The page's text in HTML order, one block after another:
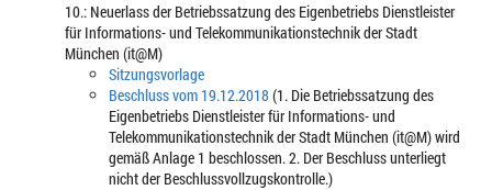
10.: Neuerlass der Betriebssatzung des Eigenbetriebs Dienstleister
für Informations- und Telekommunikationstechnik der Stadt
München (it@M)
Sitzungsvorlage
Beschluss vom 19.12.2018(1. Die Betriebssatzung des
Eigenbetriebs Dienstleister für Informations- und
Telekommunikationstechnik der Stadt München (it@M) wird
gemäß Anlage 1 beschlossen. 2. Der Beschluss unterliegt
nicht der Beschlussvollzugskontrolle.)